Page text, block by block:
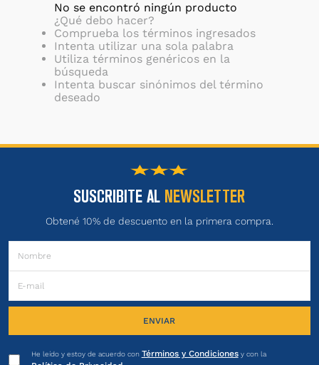
No se encontró ningún producto
¿Qué debo hacer?
Comprueba los términos ingresados
Intenta utilizar una sola palabra
Utiliza términos genéricos en la
búsqueda
Intenta buscar sinónimos del término
deseado
SUSCRIBITE AL NEWSLETTER
Obtené 10% de descuento en la primera compra.
ENVIAR
He leído y estoy de acuerdo con Términos y Condicionesy con la